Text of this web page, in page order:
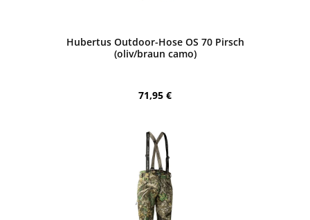
Hubertus Outdoor-Hose OS 70 Pirsch
(oliv/braun camo)
Regulärer Preis:
71,95 €